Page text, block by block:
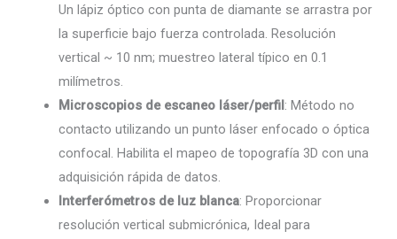
Un lápiz óptico con punta de diamante se arrastra por
la superficie bajo fuerza controlada. Resolución
vertical ~ 10 nm; muestreo lateral típico en 0.1
milímetros.
Microscopios de escaneo láser/perfil: Método no
contacto utilizando un punto láser enfocado o óptica
confocal. Habilita el mapeo de topografía 3D con una
adquisición rápida de datos.
Interferómetros de luz blanca: Proporcionar
resolución vertical submicrónica, Ideal para